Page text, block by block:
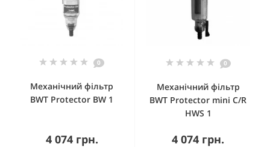
0
Механічний фільтр
BWT Protector BW 1
4 074 грн.
0
Механічний фільтр
BWT Protector mini C/R
HWS 1
4 074 грн.